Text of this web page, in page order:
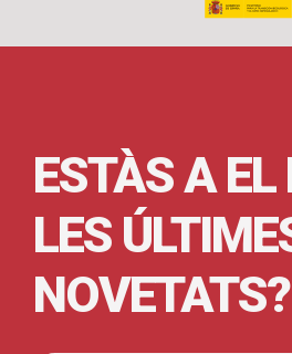
ESTÀS A EL
LES
NOVETATS?